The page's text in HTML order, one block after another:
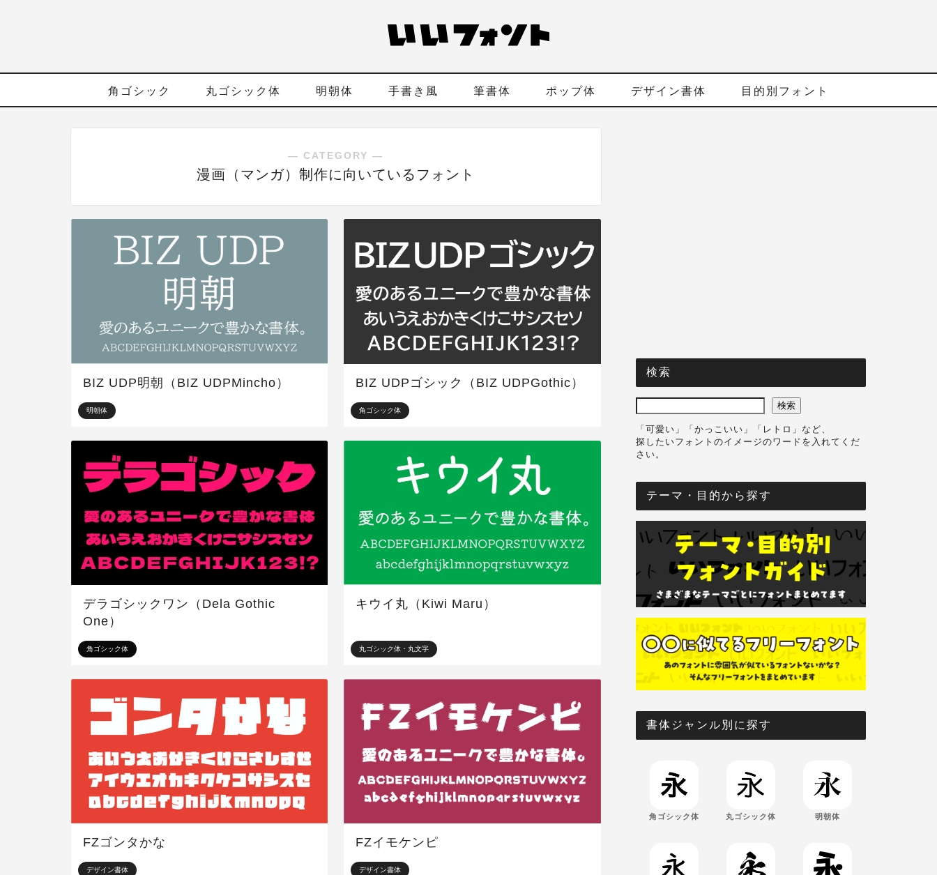
角ゴシック 丸ゴシック体 明朝体 手書き風 筆書体 ポップ体 デザイン書体 目的別フォント
― CATEGORY ―
漫画（マンガ）制作に向いているフォント
明朝体
BIZ UDP明朝（BIZ UDPMincho）
角ゴシック体
BIZ UDPゴシック（BIZ UDPGothic）
角ゴシック体
デラゴシックワン（Dela Gothic
One）
丸ゴシック体・丸文字
キウイ丸（Kiwi Maru）
デザイン書体
FZゴンタかな
デザイン書体
FZイモケンピ
検索
検索
「可愛い」「かっこいい」「レトロ」など、
探したいフォントのイメージのワードを入れてくだ
さい。
テーマ・目的から探す
書体ジャンル別に探す
角ゴシック体 丸ゴシック体 明朝体